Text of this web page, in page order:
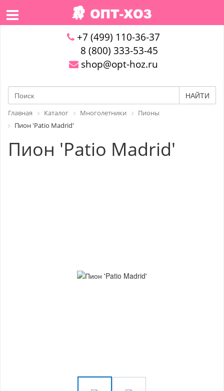
+7 (499) 110-36-37
8 (800) 333-53-45
shop@opt-hoz.ru
НАЙТИ
Главная Каталог Многолетники
Пионы
Пион 'Patio Madrid'
Пион 'Patio Madrid'